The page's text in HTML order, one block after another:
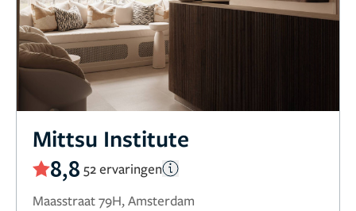
Mittsu Institute
8,8 52 ervaringen
Maasstraat 79H, Amsterdam